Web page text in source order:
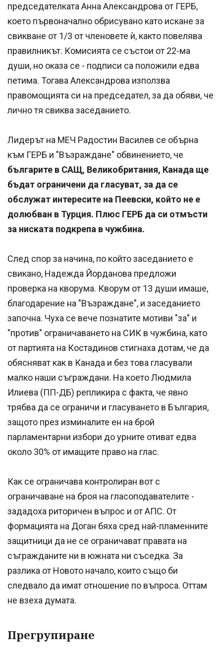
председателката Анна Александрова от ГЕРБ,
което първоначално обрисувано като искане за
свикване от 1/3 от членовете ѝ, както повелява
правилникът. Комисията се състои от 22-ма
души, но оказа се - подписи са положили едва
петима. Тогава Александрова използва
правомощията си на председател, за да обяви, че
лично тя свиква заседанието.
Лидерът на МЕЧ Радостин Василев се обърна
към ГЕРБ и "Възраждане" обвинението, че
българите в САЩ, Великобритания, Канада ще
бъдат ограничени да гласуват, за да се
обслужат интересите на Пеевски, който не е
долюбван в Турция. Плюс ГЕРБ да си отмъсти
за ниската подкрепа в чужбина.
След спор за начина, по който заседанието е
свикано, Надежда Йорданова предложи
проверка на кворума. Кворум от 13 души имаше,
благодарение на "Възраждане", и заседанието
започна. Чуха се вече познатите мотиви "за" и
"против" ограничаването на СИК в чужбина, като
от партията на Костадинов стигнаха дотам, че да
обясняват как в Канада и без това гласували
малко наши съграждани. На което Людмила
Илиева (ПП-ДБ) репликира с факта, че явно
трябва да се ограничи и гласуването в България,
защото през изминалите ен на брой
парламентарни избори до урните отиват едва
около 30% от имащите право на глас.
Как се ограничава контролиран вот с
ограничаване на броя на гласоподавателите -
зададоха риторичен въпрос и от АПС. От
формацията на Доган бяха сред най-пламенните
защитници да не се ограничават правата на
съгражданите ни в южната ни съседка. За
разлика от Новото начало, които също би
следвало да имат отношение по въпроса. Оттам
не взеха думата.
Прегрупиране